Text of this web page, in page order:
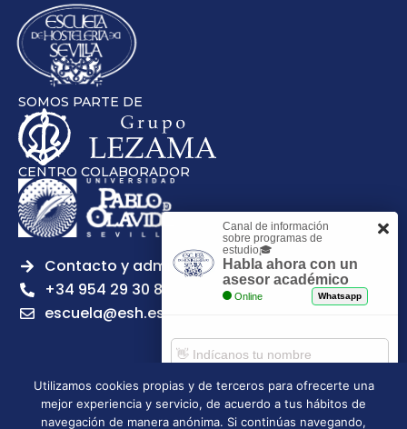
SOMOS PARTE DE
CENTRO COLABORADOR
Contacto y admisiones
+34 954 29 30 81
escuela@esh.es
Aviso legal Política de Privacidad
Política de Cookies
Utilizamos cookies propias y de terceros para ofrecerte una
mejor experiencia y servicio, de acuerdo a tus hábitos de
navegación de manera anónima. Si continúas navegando,
Canal de información
sobre programas de
estudio🎓
Habla ahora con un
asesor académico
Online Whatsapp
Comenzar chat